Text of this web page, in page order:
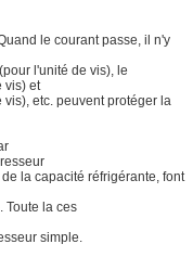
le courant passe, il n'y
l'unité de vis), le
vis) et
etc. peuvent protéger la
la capacité réfrigérante, font
Toute la ces
simple.